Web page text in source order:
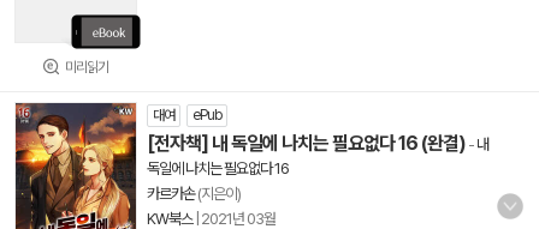
미리읽기
대여 ePub
[전자책] 내 독일에 나치는 필요없다 16 (완결) - 내
독일에 나치는 필요없다 16
카르카손(지은이)
KW북스| 2021년 03월